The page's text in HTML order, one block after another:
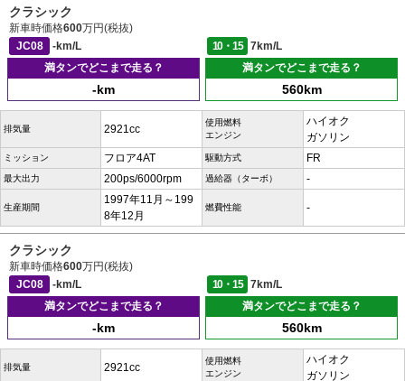
クラシック
新車時価格600万円(税抜)
JC08
-km/L 10・15
7km/L
満タンでどこまで走る？
-km
満タンでどこまで走る？
560km
排気量 2921cc
使用燃料
エンジン
ハイオク
ガソリン
ミッション フロア4AT 駆動方式 FR
最大出力 200ps/6000rpm 過給器（ターボ） -
生産期間
1997年11月～199
8年12月
燃費性能 -
クラシック
新車時価格600万円(税抜)
JC08
-km/L 10・15
7km/L
満タンでどこまで走る？
-km
満タンでどこまで走る？
560km
排気量 2921cc
使用燃料
エンジン
ハイオク
ガソリン